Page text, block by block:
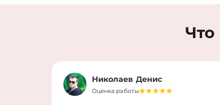
Николаев Денис
Оценка работы